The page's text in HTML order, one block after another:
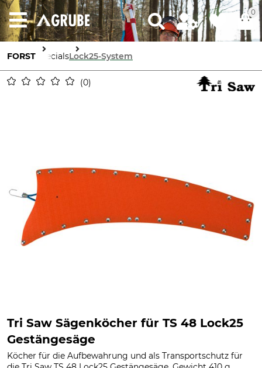
0
FORST SpecialsLock25-System
0
Tri Saw Sägenköcher für TS 48 Lock25
Gestängesäge
Köcher für die Aufbewahrung und als Transportschutz für